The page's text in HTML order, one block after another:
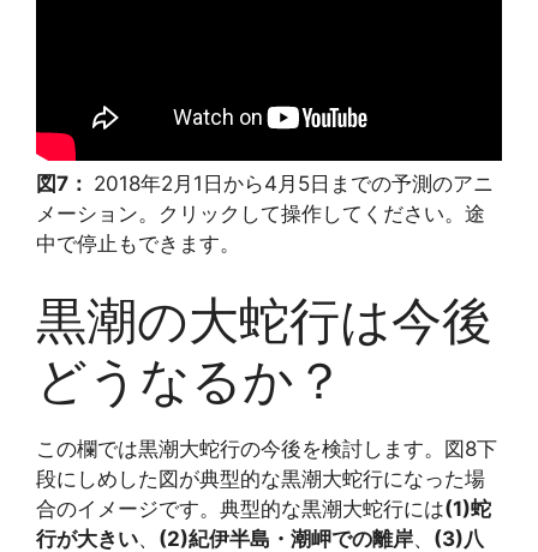
図7： 2018年2月1日から4月5日までの予測のアニ
メーション。クリックして操作してください。途
中で停止もできます。
黒潮の大蛇行は今後
どうなるか？
この欄では黒潮大蛇行の今後を検討します。図8下
段にしめした図が典型的な黒潮大蛇行になった場
合のイメージです。典型的な黒潮大蛇行には(1)蛇
行が大きい、 (2)紀伊半島・潮岬での離岸、 (3)八